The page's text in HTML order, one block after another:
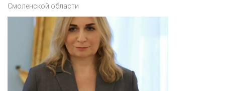
Смоленской области